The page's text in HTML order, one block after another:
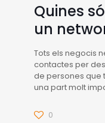
Quines
un
Tots els negocis
contactes per
de persones que
una part molt
0